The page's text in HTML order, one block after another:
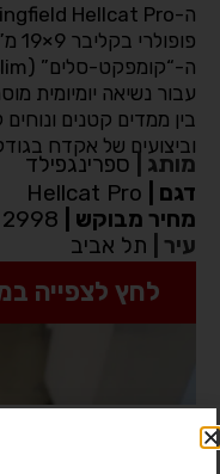
בין ממדים קטנים
וביצועים של אקדח
מותג
ספרינגפילד
דגם
מחיר מבוקש
עיר
תל אביב
לחץ לצפייה